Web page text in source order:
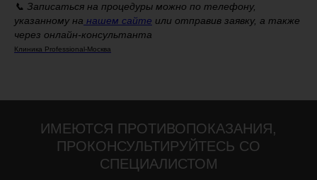
📞 Записаться на процедуры можно по телефону,
указанному на нашем сайте или отправив заявку, а также
через онлайн-консультанта
Клиника Professional-Москва
ИМЕЮТСЯ ПРОТИВОПОКАЗАНИЯ,
ПРОКОНСУЛЬТИРУЙТЕСЬ СО
СПЕЦИАЛИСТОМ